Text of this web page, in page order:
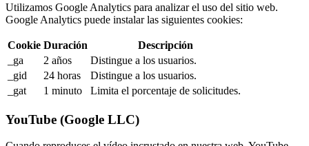
Utilizamos Google Analytics para analizar el uso del sitio web.
Google Analytics puede instalar las siguientes cookies:
Cookie Duración
Descripción
_ga
2 años
Distingue a los usuarios.
_gid
24 horas
Distingue a los usuarios.
_gat
1 minuto Limita el porcentaje de solicitudes.
YouTube (Google LLC)